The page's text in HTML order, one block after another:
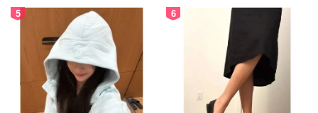
锅要刷油
5 6